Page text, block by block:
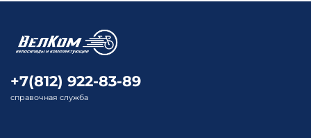
+7(812) 922-83-89
справочная служба